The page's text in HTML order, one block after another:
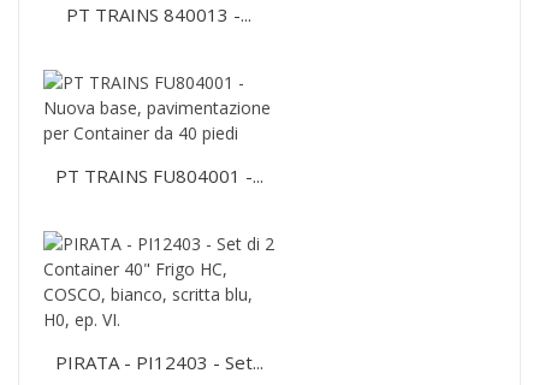
PT TRAINS 840013 -...
PT TRAINS FU804001 -...
PIRATA - PI12403 - Set...